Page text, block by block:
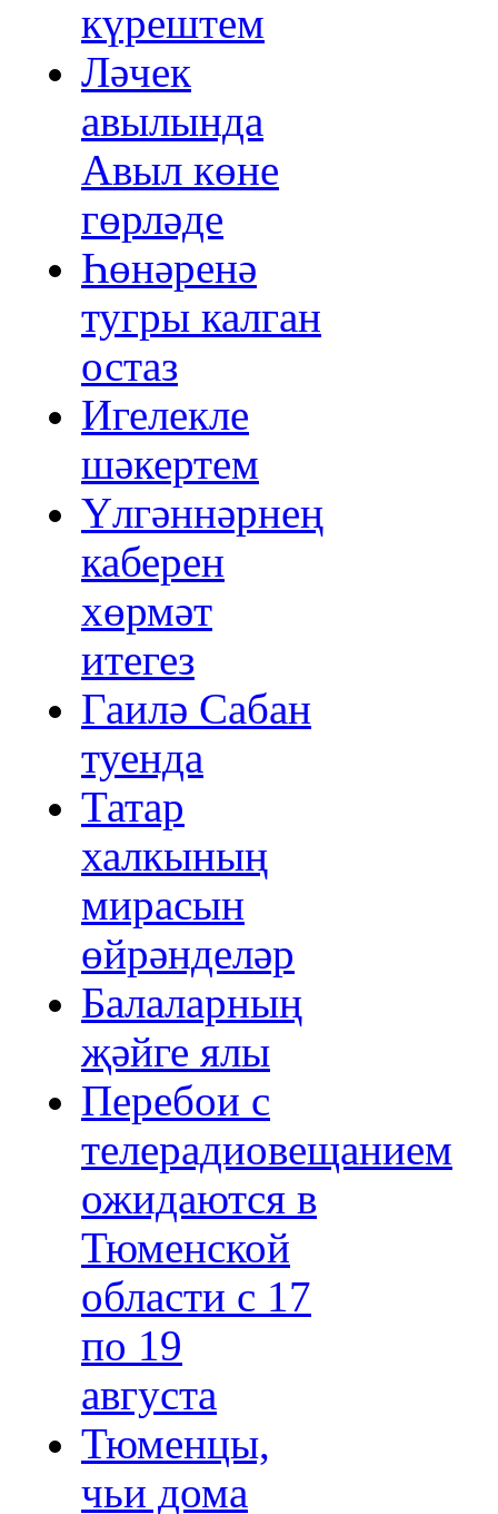
күрештем
Ләчек
авылында
Авыл көне
гөрләде
Һөнәренә
тугры калган
остаз
Игелекле
шәкертем
Үлгәннәрнең
каберен
хөрмәт
итегез
Гаилә Сабан
туенда
Татар
халкының
мирасын
өйрәнделәр
Балаларның
җәйге ялы
Перебои с
телерадиовещанием
ожидаются в
Тюменской
области с 17
по 19
августа
Тюменцы,
чьи дома